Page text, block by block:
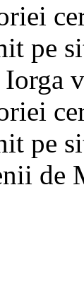
pe
pe
de